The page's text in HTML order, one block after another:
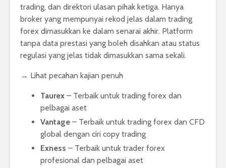
trading, dan direktori ulasan pihak ketiga. Hanya
broker yang mempunyai rekod jelas dalam trading
forex dimasukkan ke dalam senarai akhir. Platform
tanpa data prestasi yang boleh disahkan atau status
regulasi yang jelas tidak dimasukkan sama sekali.
→ Lihat pecahan kajian penuh
Taurex – Terbaik untuk trading forex dan
pelbagai aset
Vantage – Terbaik untuk trading forex dan CFD
global dengan ciri copy trading
Exness – Terbaik untuk trader forex
profesional dan pelbagai aset